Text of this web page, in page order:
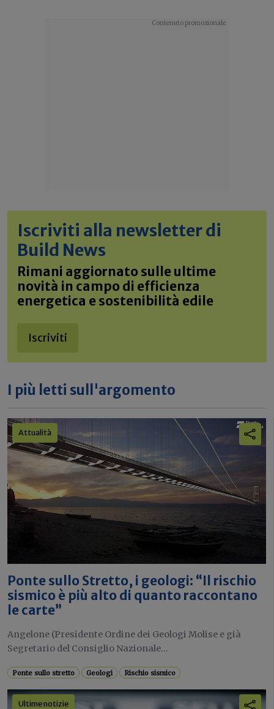
Iscriviti alla newsletter di
Build News
Rimani aggiornato sulle ultime
novità in campo di efficienza
energetica e sostenibilità edile
Iscriviti
I più letti sull'argomento
Attualità
Ponte sullo Stretto, i geologi: “Il rischio
sismico è più alto di quanto raccontano
le carte”
Angelone (Presidente Ordine dei Geologi Molise e già
Segretario del Consiglio Nazionale...
Ponte sullo stretto Geologi Rischio sismico
Ultime notizie